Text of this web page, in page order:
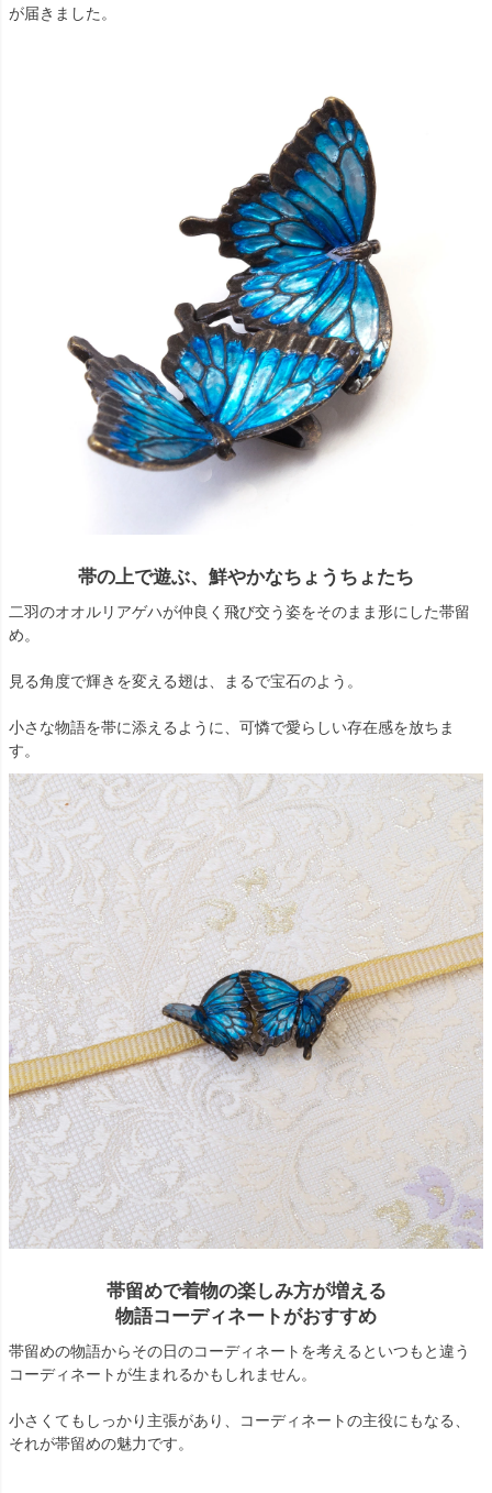
が届きました。
帯の上で遊ぶ、鮮やかなちょうちょたち
二羽のオオルリアゲハが仲良く飛び交う姿をそのまま形にした帯留
め。
見る角度で輝きを変える翅は、まるで宝石のよう。
小さな物語を帯に添えるように、可憐で愛らしい存在感を放ちま
す。
帯留めで着物の楽しみ方が増える
物語コーディネートがおすすめ
帯留めの物語からその日のコーディネートを考えるといつもと違う
コーディネートが生まれるかもしれません。
小さくてもしっかり主張があり、コーディネートの主役にもなる、
それが帯留めの魅力です。